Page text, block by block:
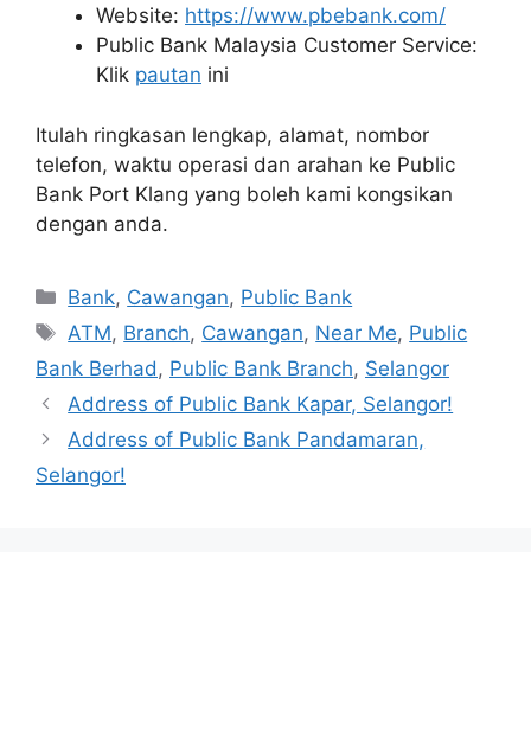
Website: https://www.pbebank.com/
Public Bank Malaysia Customer Service:
Klik pautan ini
Itulah ringkasan lengkap, alamat, nombor
telefon, waktu operasi dan arahan ke Public
Bank Port Klang yang boleh kami kongsikan
dengan anda.
Categories
Bank, Cawangan, Public Bank
Tags
ATM, Branch, Cawangan, Near Me, Public
Bank Berhad , Public Bank Branch, Selangor
Address of Public Bank Kapar, Selangor!
Address of Public Bank Pandamaran,
Selangor!